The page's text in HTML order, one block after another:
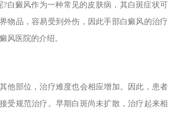
癜风作为一种常见的皮肤病，其白斑症状可
物品，容易受到外伤，因此手部白癜风的治疗
风医院的介绍。
部位，治疗难度也会相应增加。因此，患者
受规范治疗。早期白斑尚未扩散，治疗起来相